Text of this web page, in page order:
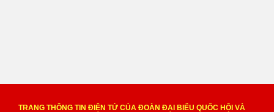
TRANG THÔNG TIN ĐIỆN TỬ CỦA ĐOÀN ĐẠI BIỂU QUỐC HỘI VÀ